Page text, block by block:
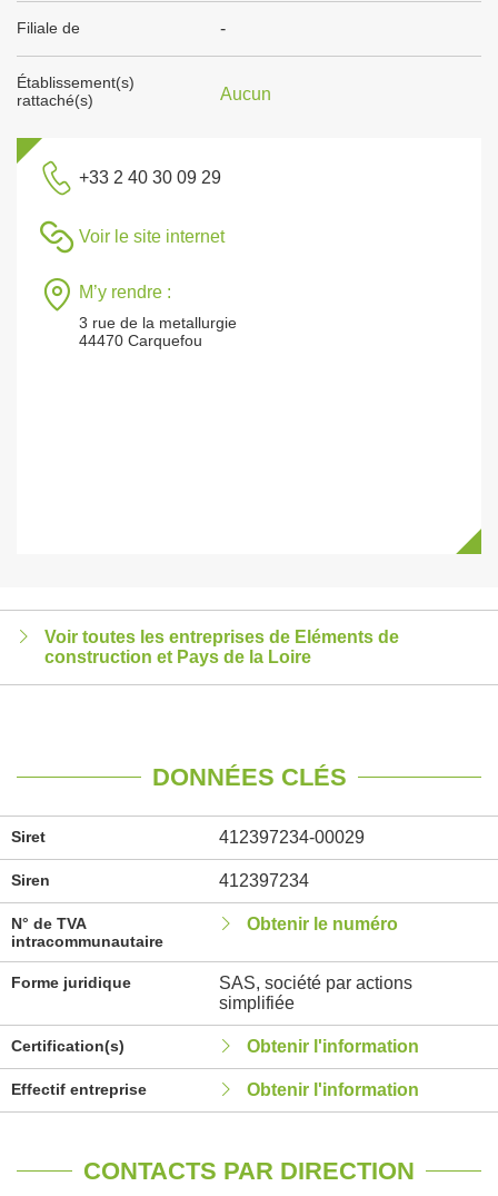
Filiale de -
Établissement(s)
rattaché(s)
Aucun
+33 2 40 30 09 29
Voir le site internet
M’y rendre :
3 rue de la metallurgie
44470 Carquefou
Voir toutes les entreprises de Eléments de
construction et Pays de la Loire
DONNÉES CLÉS
Siret 412397234-00029
Siren 412397234
N° de TVA
intracommunautaire
Obtenir le numéro
Forme juridique
SAS, société par actions
simplifiée
Certification(s) Obtenir l'information
Effectif entreprise Obtenir l'information
CONTACTS PAR DIRECTION